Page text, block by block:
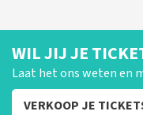
WIL JIJ JE
Laat het ons weten en
VERKOOP JE